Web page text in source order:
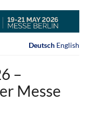
Deutsch English
–
Messe